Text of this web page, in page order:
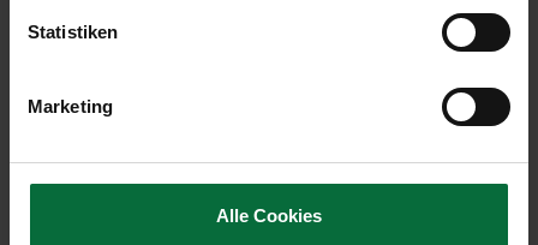
Statistiken
Marketing
Alle Cookies
10/2019
Passagiere
2.848.057
Lokalpassagiere
2.086.995 1.781.842 2.107.842